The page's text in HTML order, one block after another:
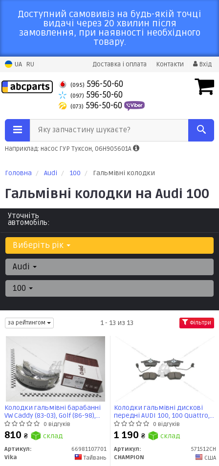
Доступний самовивіз на будь-якій точці
видачі через 20 хвилин після
замовлення, при наявності необхідного
товару.
UA RU Доставка і оплата Контакти Вхід
(095) 596-50-60
(097) 596-50-60
(073) 596-50-60
Яку запчастину шукаєте?
Наприклад: насос ГУР Туксон, 06H905601A
Головна Audi 100 Гальмівні колодки
Гальмівні колодки на Audi 100
Уточніть
автомобіль:
Виберіть рік
Audi
100
за рейтингом 1 - 13 из 13 Фільтри
Колодки гальмівні барабанні
VW Caddy (83-03), Golf (86-98),
Jetta (88-91), Passat (88-97)
(66981107701) VIKA
0 відгуків
810 ₴ склад
Артикул:
66981107701
Vika
Тайвань
Колодки гальмівні дискові
передні AUDI 100, 100 Quattro,
A6, A6 Quattro, Coupe, S6 Quattro
VW Passat (571512CH) CHAMPION
0 відгуків
1 190 ₴ склад
Артикул:
571512CH
CHAMPION
США